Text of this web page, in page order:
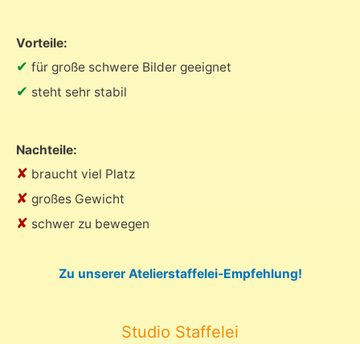
Vorteile:
✔ für große schwere Bilder geeignet
✔ steht sehr stabil
Nachteile:
✘ braucht viel Platz
✘ großes Gewicht
✘ schwer zu bewegen
Zu unserer Atelierstaffelei-Empfehlung!
Studio Staffelei